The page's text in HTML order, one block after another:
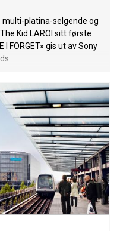
multi-platina-selgende og
Kid LAROI sitt første
FORGET» gis ut av Sony